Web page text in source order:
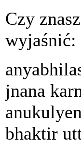
Czy
wyjaśnić:
jnana
bhaktir